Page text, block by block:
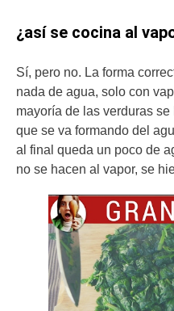
¿así se cocina al
Sí, pero no. La forma
nada de agua, solo con
mayoría de las verduras
que se va formando del
al final queda un poco de
no se hacen al vapor, se